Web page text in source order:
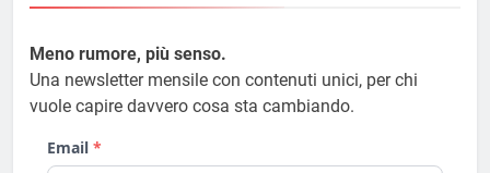
Meno rumore, più senso.
Una newsletter mensile con contenuti unici, per chi
vuole capire davvero cosa sta cambiando.